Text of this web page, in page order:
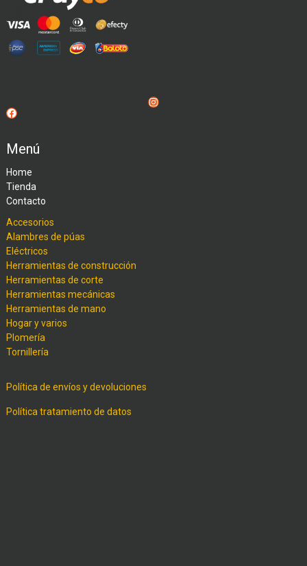
Instagram
Facebook
Menú
Home
Tienda
Contacto
Accesorios
Alambres de púas
Eléctricos
Herramientas de construcción
Herramientas de corte
Herramientas mecánicas
Herramientas de mano
Hogar y varios
Plomería
Tornillería
Política de envíos y devoluciones
Política tratamiento de datos